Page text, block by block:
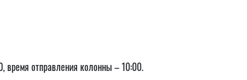
время отправления колонны – 10:00.